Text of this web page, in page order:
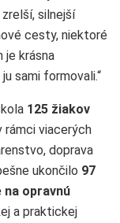
silnejší
cesty, niektoré
je krásna
sami formovali.“
125 žiakov
viacerých
doprava
ukončilo 97
opravnú
a praktickej